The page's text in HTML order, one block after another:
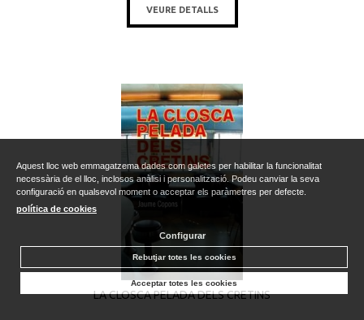
VEURE DETALLS
LA CLOSCA PELADA DELS CRETINS
Aquest lloc web emmagatzema dades com galetes per habilitar la funcionalitat
necessària de el lloc, inclosos anàlisi i personalització. Podeu canviar la seva
configuració en qualsevol moment o acceptar els paràmetres per defecte.
política de cookies
Configurar
Rebutjar totes les cookies
Acceptar totes les cookies